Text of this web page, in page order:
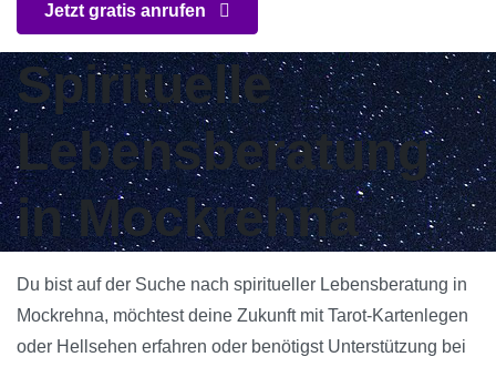
Jetzt gratis anrufen
Spirituelle
Lebensberatung
in Mockrehna
Du bist auf der Suche nach spiritueller Lebensberatung in
Mockrehna, möchtest deine Zukunft mit Tarot-Kartenlegen
oder Hellsehen erfahren oder benötigst Unterstützung bei